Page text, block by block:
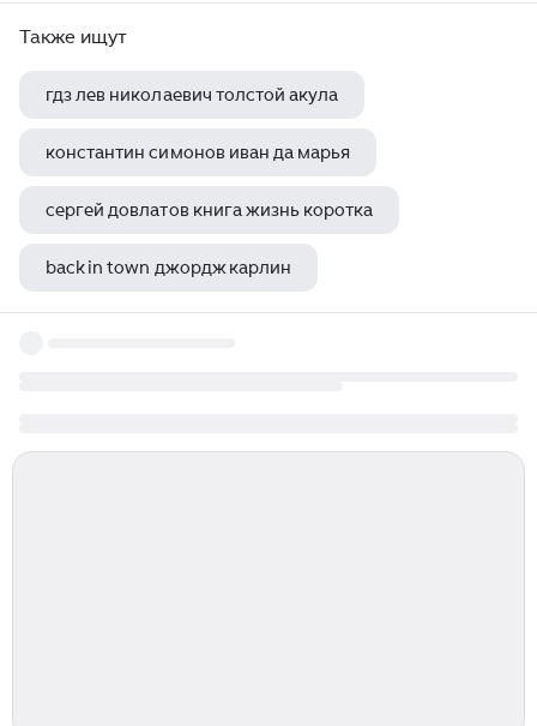
Также ищут
гдз лев николаевич толстой акула
константин симонов иван да марья
сергей довлатов книга жизнь коротка
back in town джордж карлин